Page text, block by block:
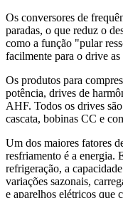
Os conversores de
paradas, o que reduz o
como a função "pular
facilmente para o drive
Os produtos para
potência, drives de
AHF. Todos os drives
cascata, bobinas CC e
Um dos maiores fatores
resfriamento é a energia.
refrigeração, a
variações sazonais,
e aparelhos elétricos que